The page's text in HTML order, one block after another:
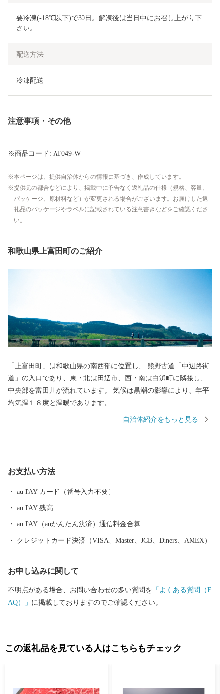
要冷凍(-18℃以下)で30日。解凍後は当日中にお召し上がり下
さい。
配送方法
冷凍配送
注意事項・その他
※商品コード: AT049-W
本ページは、提供自治体からの情報に基づき、作成しています。
提供元の都合などにより、掲載中に予告なく返礼品の仕様（規格、容量、
パッケージ、原材料など）が変更される場合がございます。お届けした返
礼品のパッケージやラベルに記載されている注意書きなどをご確認くださ
い。
和歌山県上富田町のご紹介
「上富田町」は和歌山県の南西部に位置し、 熊野古道「中辺路街
道」の入口であり、東・北は田辺市、西・南は白浜町に隣接し、
中央部を富田川が流れています。 気候は黒潮の影響により、年平
均気温１８度と温暖であります。
自治体紹介をもっと見る
お支払い方法
au PAY カード（番号入力不要）
au PAY 残高
au PAY（auかんたん決済）通信料金合算
クレジットカード決済（VISA、Master、JCB、Diners、AMEX）
お申し込みに関して
不明点がある場合、お問い合わせの多い質問を 「よくある質問（F
AQ）」 に掲載しておりますのでご確認ください。
この返礼品を見ている人はこちらもチェック